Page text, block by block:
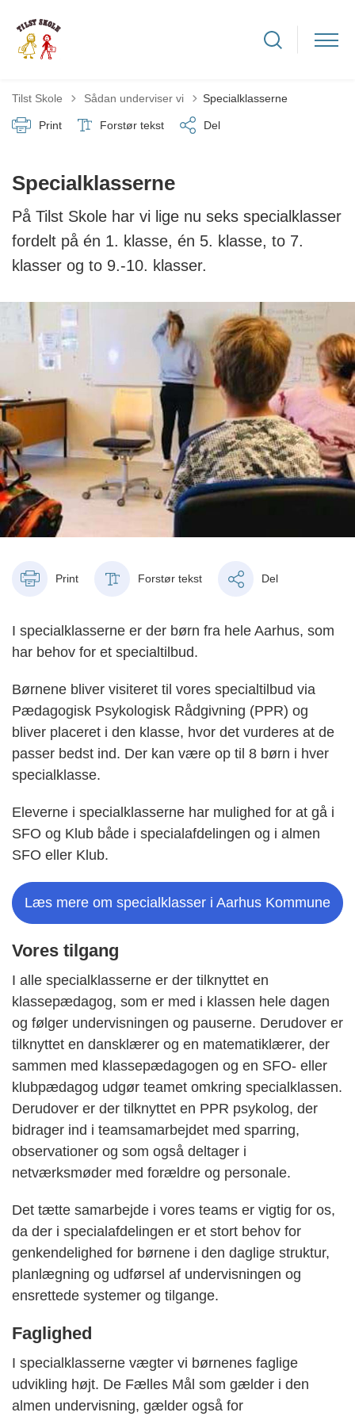
Tilst Skole Tilbage til
Sådan underviser vi Specialklasserne
Print Forstør tekst Del
Specialklasserne
På Tilst Skole har vi lige nu seks specialklasser
fordelt på én 1. klasse, én 5. klasse, to 7.
klasser og to 9.-10. klasser.
Print Forstør tekst Del
I specialklasserne er der børn fra hele Aarhus, som
har behov for et specialtilbud.
Børnene bliver visiteret til vores specialtilbud via
Pædagogisk Psykologisk Rådgivning (PPR) og
bliver placeret i den klasse, hvor det vurderes at de
passer bedst ind. Der kan være op til 8 børn i hver
specialklasse.
Eleverne i specialklasserne har mulighed for at gå i
SFO og Klub både i specialafdelingen og i almen
SFO eller Klub.
Læs mere om specialklasser i Aarhus Kommune
Vores tilgang
I alle specialklasserne er der tilknyttet en
klassepædagog, som er med i klassen hele dagen
og følger undervisningen og pauserne. Derudover er
tilknyttet en dansklærer og en matematiklærer, der
sammen med klassepædagogen og en SFO- eller
klubpædagog udgør teamet omkring specialklassen.
Derudover er der tilknyttet en PPR psykolog, der
bidrager ind i teamsamarbejdet med sparring,
observationer og som også deltager i
netværksmøder med forældre og personale.
Det tætte samarbejde i vores teams er vigtig for os,
da der i specialafdelingen er et stort behov for
genkendelighed for børnene i den daglige struktur,
planlægning og udførsel af undervisningen og
ensrettede systemer og tilgange.
Faglighed
I specialklasserne vægter vi børnenes faglige
udvikling højt. De Fælles Mål som gælder i den
almen undervisning, gælder også for